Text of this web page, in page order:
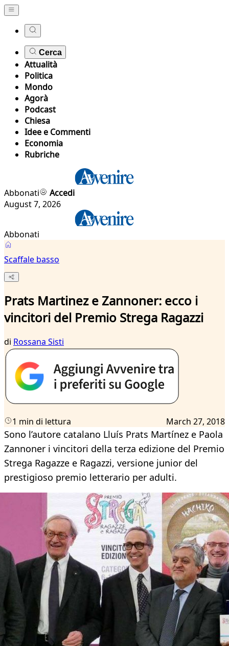
Cerca
Attualità
Politica
Mondo
Agorà
Podcast
Chiesa
Idee e Commenti
Economia
Rubriche
Abbonati
Accedi
August 7, 2026
Abbonati
Scaffale basso
Prats Martinez e Zannoner: ecco i
vincitori del Premio Strega Ragazzi
di Rossana Sisti
1 min di lettura March 27, 2018
Sono l’autore catalano Lluís Prats Martínez e Paola
Zannoner i vincitori della terza edizione del Premio
Strega Ragazze e Ragazzi, versione junior del
prestigioso premio letterario per adulti.